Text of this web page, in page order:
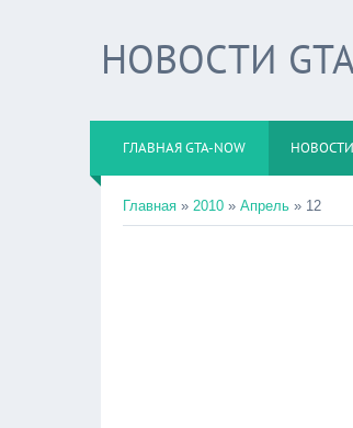
НОВОСТИ
ГЛАВНАЯ GTA-NOW НОВОСТИ
Главная » 2010 » Апрель » 12